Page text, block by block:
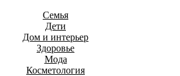
Семья
Дети
Дом и интерьер
Здоровье
Мода
Косметология